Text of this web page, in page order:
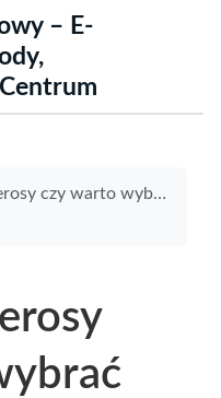
– E-
ten popularny brand elektronicznych papierosów